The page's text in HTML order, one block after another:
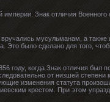
мусульманам, а также
Это было сделано для того,
когда Знак отличия был
от низшей
изменения статута
крестом. При этом